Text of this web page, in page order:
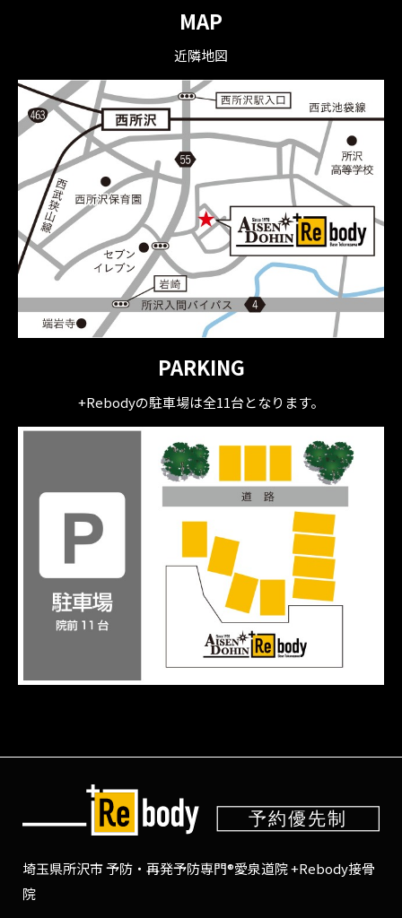
MAP
近隣地図
PARKING
+Rebodyの駐車場は全11台となります。
埼玉県所沢市 予防・再発予防専門®愛泉道院 +Rebody接骨
院